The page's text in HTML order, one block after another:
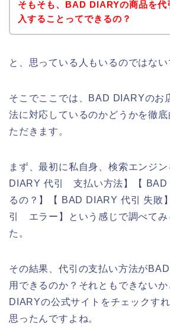
そもそも、BAD DIARYの商品を代
入することってできるの？
と、思っている人もいるのではない
そこでここでは、BAD DIARYのお
法に対応しているのかどうかを徹
ただきます。
まず、最初に私自身、検索エンジ
DIARY 代引 支払い方法】【
るの？】【 BAD DIARY 代引 失敗
引 エラー】という感じで調べてみ
た。
その結果、代引の支払い方法が
用できるのか？それともできない
DIARYの公式サイトをチェックす
思ったんですよね。